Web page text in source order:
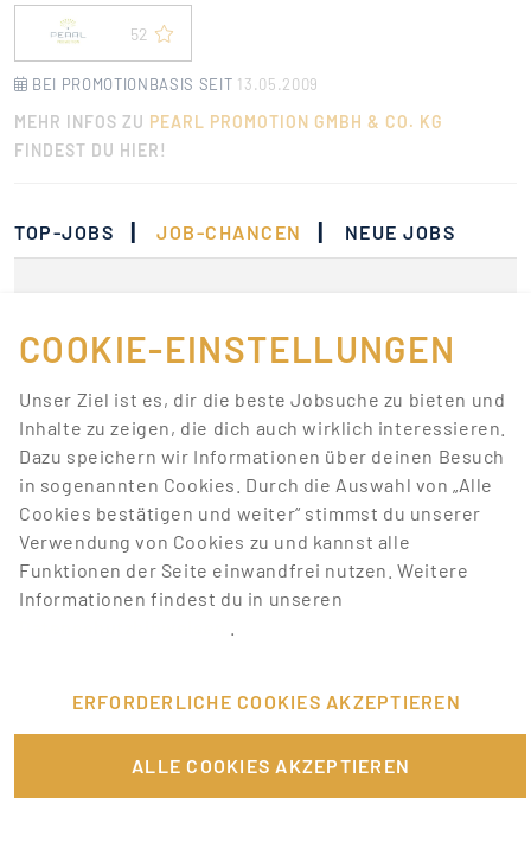
52
BEI PROMOTIONBASIS SEIT 13.05.2009
MEHR INFOS ZU PEARL PROMOTION GMBH & CO. KG
FINDEST DU HIER!
TOP-JOBS | JOB-CHANCEN | NEUE JOBS
Jobs, die deinen
Suchkriterien
entsprechen.
Lass dich über neue Job-Chancen zu deiner Suche
mit Job-Alerts automatisch informieren!
JOB-ALERT ERSTELLEN
COOKIE-EINSTELLUNGEN
Unser Ziel ist es, dir die beste Jobsuche zu bieten und
Inhalte zu zeigen, die dich auch wirklich interessieren.
Dazu speichern wir Informationen über deinen Besuch
in sogenannten Cookies. Durch die Auswahl von „Alle
Cookies bestätigen und weiter“ stimmst du unserer
Verwendung von Cookies zu und kannst alle
Funktionen der Seite einwandfrei nutzen. Weitere
Informationen findest du in unseren
ERFORDERLICHE COOKIES AKZEPTIEREN
ALLE COOKIES AKZEPTIEREN